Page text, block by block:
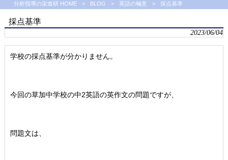
分析指導の栄進研 HOME > BLOG > 英語の極意 > 採点基準
採点基準
2023/06/04
学校の採点基準が分かりません。
今回の草加中学校の中2英語の英作文の問題ですが、
問題文は、